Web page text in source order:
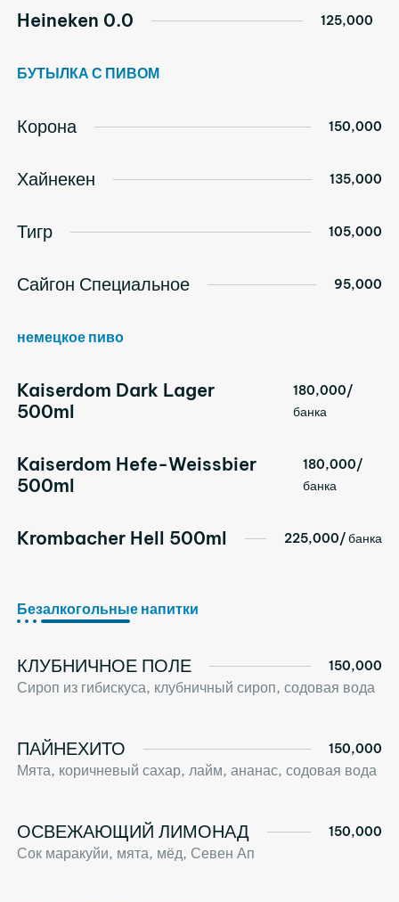
Heineken 0.0 125,000
БУТЫЛКА С ПИВОМ
Корона 150,000
Хайнекен 135,000
Тигр 105,000
Сайгон Специальное 95,000
немецкое пиво
Kaiserdom Dark Lager
500ml
180,000/
банка
Kaiserdom Hefe-Weissbier
500ml
180,000/
банка
Krombacher Hell 500ml 225,000/ банка
Безалкогольные напитки
КЛУБНИЧНОЕ ПОЛЕ 150,000
Сироп из гибискуса, клубничный сироп, содовая вода
ПАЙНЕХИТО 150,000
Мята, коричневый сахар, лайм, ананас, содовая вода
ОСВЕЖАЮЩИЙ ЛИМОНАД 150,000
Сок маракуйи, мята, мёд, Севен Ап